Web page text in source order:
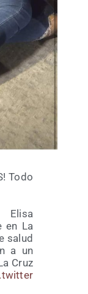
Todo
Eli­sa
en La
salud
a un
Cruz